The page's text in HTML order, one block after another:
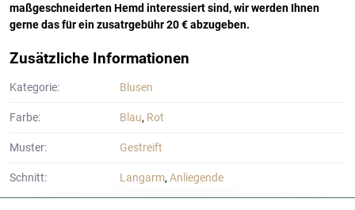
maßgeschneiderten Hemd interessiert sind, wir werden Ihnen
gerne das für ein zusatrgebühr 20 € abzugeben.
Zusätzliche Informationen
Kategorie: Blusen
Farbe: Blau, Rot
Muster: Gestreift
Schnitt: Langarm, Anliegende